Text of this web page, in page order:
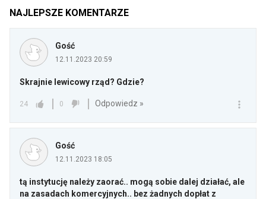
NAJLEPSZE KOMENTARZE
Gość
12.11.2023 20:59
Skrajnie lewicowy rząd? Gdzie?
24 0 Odpowiedz »
Gość
12.11.2023 18:05
tą instytucję należy zaorać.. mogą sobie dalej działać, ale
na zasadach komercyjnych.. bez żadnych dopłat z